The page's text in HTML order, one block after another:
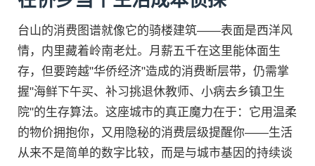
台山的消费图谱就像它的骑楼建筑——表面是西洋风
情，内里藏着岭南老灶。月薪五千在这里能体面生
存，但要跨越"华侨经济"造成的消费断层带，仍需掌
握"海鲜下午买、补习挑退休教师、小病去乡镇卫生
院"的生存算法。这座城市的真正魔力在于：它用温柔
的物价拥抱你，又用隐秘的消费层级提醒你——生活
从来不是简单的数字比较，而是与城市基因的持续谈